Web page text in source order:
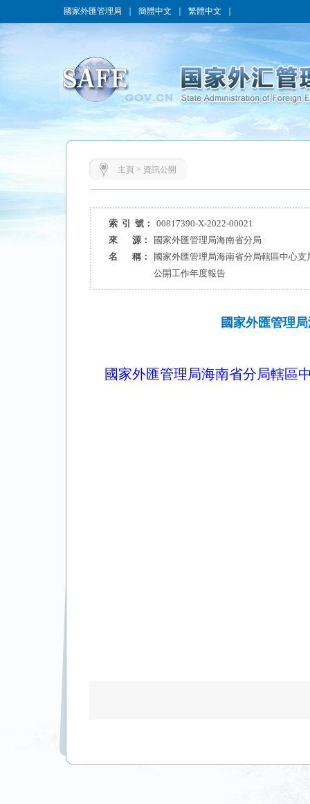
國家外匯管理局 簡體中文 繁體中文
主頁 > 資訊公開
索 引 號：
00817390-X-2022-00021
來 源：
國家外匯管理局海南省分局
名 稱：
國家外匯管理局海南省分局轄區中心
公開工作年度報告
國家外匯管理
國家外匯管理局海南省分局轄區